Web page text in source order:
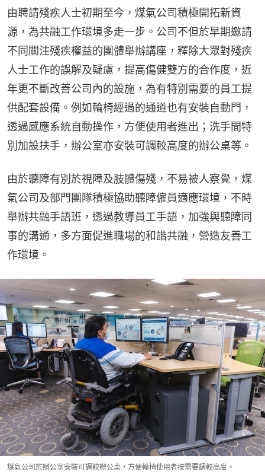
由聘請殘疾人士初期至今，煤氣公司積極開拓新資
源，為共融工作環境多走一步。公司不但於早期邀請
不同關注殘疾權益的團體舉辦講座，釋除大眾對殘疾
人士工作的誤解及疑慮，提高傷健雙方的合作度，近
年更不斷改善公司內的設施，為有特別需要的員工提
供配套設備。例如輪椅經過的通道也有安裝自動門，
透過感應系統自動操作，方便使用者進出；洗手間特
別加設扶手，辦公室亦安裝可調較高度的辦公桌等。
由於聽障有別於視障及肢體傷殘，不易被人察覺，煤
氣公司及部門團隊積極協助聽障僱員適應環境，不時
舉辦共融手語班，透過教導員工手語，加強與聽障同
事的溝通，多方面促進職場的和諧共融，營造友善工
作環境。
煤氣公司於辦公室安裝可調較辦公桌，方便輪椅使用者按需要調較高度。